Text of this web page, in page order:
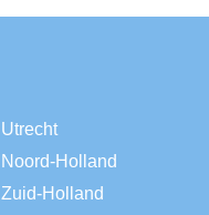
Utrecht
Noord-Holland
Zuid-Holland